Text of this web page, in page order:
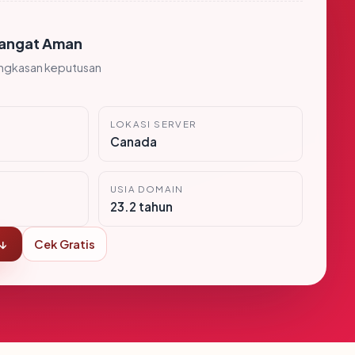
Aman
keputusan
LOKASI SERVER
Canada
USIA DOMAIN
23.2 tahun
Cek Gratis